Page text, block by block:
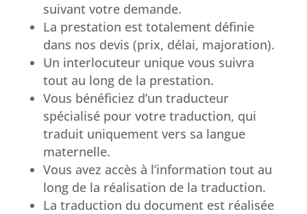
suivant votre demande.
La prestation est totalement définie
dans nos devis (prix, délai, majoration).
Un interlocuteur unique vous suivra
tout au long de la prestation.
Vous bénéficiez d’un traducteur
spécialisé pour votre traduction, qui
traduit uniquement vers sa langue
maternelle.
Vous avez accès à l’information tout au
long de la réalisation de la traduction.
La traduction du document est réalisée